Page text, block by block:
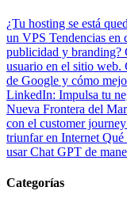
¿Tu hosting se está
un VPS Tendencias en
publicidad y branding?
usuario en el sitio web.
de Google y cómo
LinkedIn: Impulsa tu
Nueva Frontera del
con el customer
triunfar en Internet Qué
usar Chat GPT de
Categorías